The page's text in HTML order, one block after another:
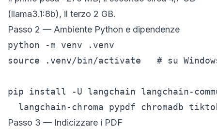
(llama3.1:8b), il terzo 2 GB.
Passo 2 — Ambiente Python e dipendenze
python -m venv .venv
source .venv/bin/activate   # su
pip install -U langchain langchain-
langchain-chroma pypdf chromadb
Passo 3 — Indicizzare i PDF